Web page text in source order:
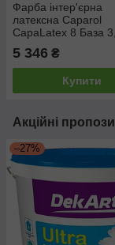
Фарба інтер'єрна
латексна Caparol
CapaLatex 8 База
валиком
та ручкою
5 346 ₴
Купити
Акційні
–27%